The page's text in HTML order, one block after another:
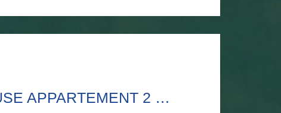
AMBLETEUSE APPARTEMENT 2 CHAMBRES